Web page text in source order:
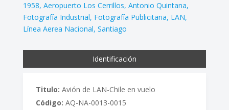
1958 Aeropuerto Los Cerrillos Antonio Quintana
Fotografía Industrial Fotografía Publicitaria LAN
Línea Aerea Nacional Santiago
Identificación
Titulo: Avión de LAN-Chile en vuelo
Código: AQ-NA-0013-0015